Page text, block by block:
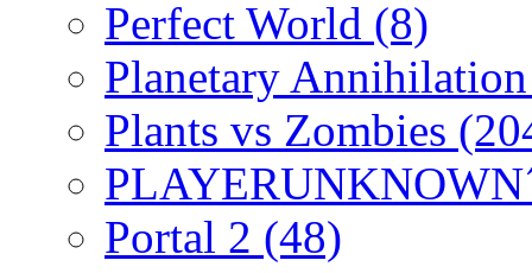
Perfect World (8)
Planetary
Plants vs Zombies
Portal 2 (48)